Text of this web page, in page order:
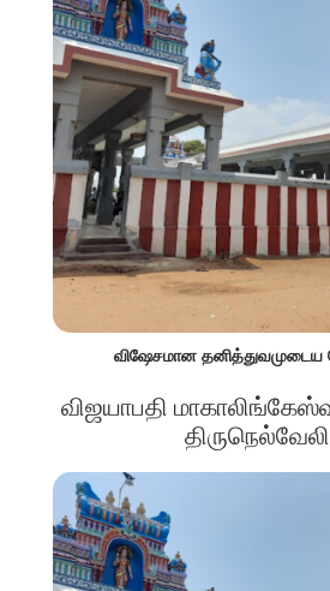
விஷேசமான
விஜயாபதி
திருநெல்வேலி